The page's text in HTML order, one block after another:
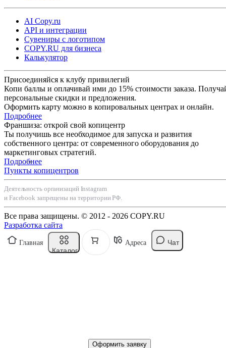
AI Copy.ru
API и интеграции
Сувениры с логотипом
COPY.RU для бизнеса
Калькулятор
Присоединяйся к клубу привилегий
Копи баллы и оплачивай ими до 15% стоимости заказа.
персональные скидки и предложения.
Оформить карту можно в копировальных центрах и онлайн.
Подробнее
Франшиза: открой свой копицентр
Ты получишь все необходимое для запуска и развития
собственного центра: от современного оборудования до
маркетинговых стратегий.
Подробнее
Пункты копицентров
Деятельность организаций Instagram
и Facebook запрещены на территории РФ.
Все права защищены. © 2012 - 2026 COPY.RU
Разработка сайта
Главная
Каталог
Адреса Чат
Оформить заявку